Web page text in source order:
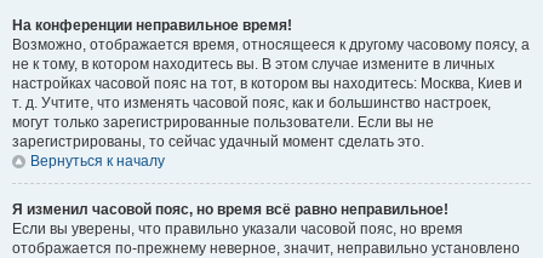
На конференции неправильное время!
Возможно, отображается время, относящееся к другому часовому поясу, а
не к тому, в котором находитесь вы. В этом случае измените в личных
настройках часовой пояс на тот, в котором вы находитесь: Москва, Киев и
т. д. Учтите, что изменять часовой пояс, как и большинство настроек,
могут только зарегистрированные пользователи. Если вы не
зарегистрированы, то сейчас удачный момент сделать это.
Вернуться к началу
Я изменил часовой пояс, но время всё равно неправильное!
Если вы уверены, что правильно указали часовой пояс, но время
отображается по-прежнему неверное, значит, неправильно установлено